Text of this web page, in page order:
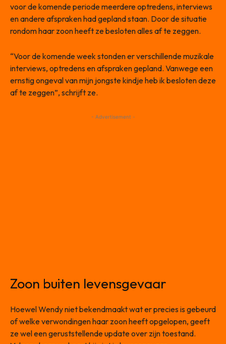
voor de komende periode meerdere optredens, interviews
en andere afspraken had gepland staan. Door de situatie
rondom haar zoon heeft ze besloten alles af te zeggen.
“Voor de komende week stonden er verschillende muzikale
interviews, optredens en afspraken gepland. Vanwege een
ernstig ongeval van mijn jongste kindje heb ik besloten deze
af te zeggen”, schrijft ze.
- Advertisement -
Zoon buiten levensgevaar
Hoewel Wendy niet bekendmaakt wat er precies is gebeurd
of welke verwondingen haar zoon heeft opgelopen, geeft
ze wel een geruststellende update over zijn toestand.